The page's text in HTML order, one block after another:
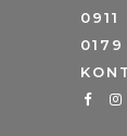
0911